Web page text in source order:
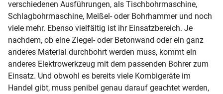
verschiedenen Ausführungen, als Tischbohrmaschine,
Schlagbohrmaschine, Meißel- oder Bohrhammer und noch
viele mehr. Ebenso vielfältig ist ihr Einsatzbereich. Je
nachdem, ob eine Ziegel- oder Betonwand oder ein ganz
anderes Material durchbohrt werden muss, kommt ein
anderes Elektrowerkzeug mit dem passenden Bohrer zum
Einsatz. Und obwohl es bereits viele Kombigeräte im
Handel gibt, muss penibel genau darauf geachtet werden,